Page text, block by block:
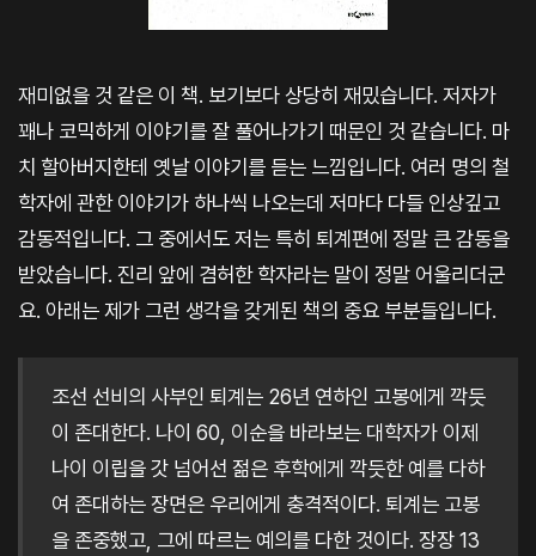
재미없을 것 같은 이 책. 보기보다 상당히 재밌습니다. 저자가
꽤나 코믹하게 이야기를 잘 풀어나가기 때문인 것 같습니다. 마
치 할아버지한테 옛날 이야기를 듣는 느낌입니다. 여러 명의 철
학자에 관한 이야기가 하나씩 나오는데 저마다 다들 인상깊고
감동적입니다. 그 중에서도 저는 특히 퇴계편에 정말 큰 감동을
받았습니다. 진리 앞에 겸허한 학자라는 말이 정말 어울리더군
요. 아래는 제가 그런 생각을 갖게된 책의 중요 부분들입니다.
조선 선비의 사부인 퇴계는 26년 연하인 고봉에게 깍듯
이 존대한다. 나이 60, 이순을 바라보는 대학자가 이제
나이 이립을 갓 넘어선 젊은 후학에게 깍듯한 예를 다하
여 존대하는 장면은 우리에게 충격적이다. 퇴계는 고봉
을 존중했고, 그에 따르는 예의를 다한 것이다. 장장 13